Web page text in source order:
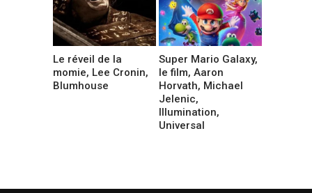
Le réveil de la
momie, Lee Cronin,
Blumhouse
Super Mario Galaxy,
le film, Aaron
Horvath, Michael
Jelenic,
Illumination,
Universal